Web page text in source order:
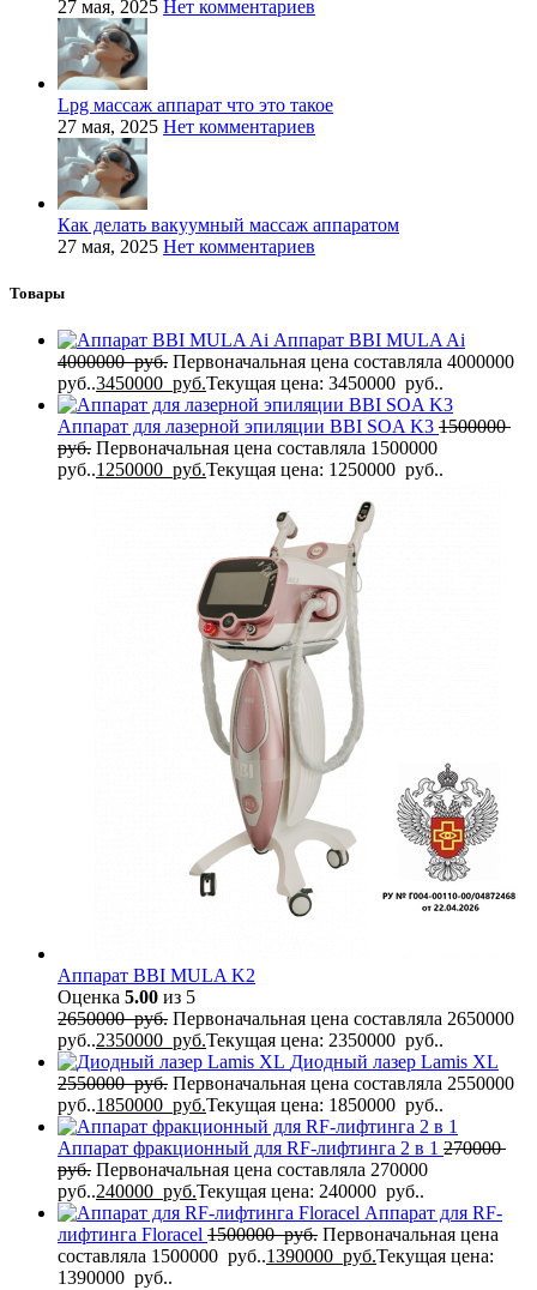
27 мая, 2025 Нет комментариев
Lpg массаж аппарат что это такое
27 мая, 2025 Нет комментариев
Как делать вакуумный массаж аппаратом
27 мая, 2025 Нет комментариев
Товары
Аппарат BBI MULA Ai
4000000руб. Первоначальная цена составляла 4000000
руб..3450000 руб.Текущая цена: 3450000 руб..
Аппарат для лазерной эпиляции BBI SOA K3 1500000
руб. Первоначальная цена составляла 1500000
руб..1250000 руб.Текущая цена: 1250000 руб..
Аппарат BBI MULA K2
Оценка 5.00 из 5
2650000руб. Первоначальная цена составляла 2650000
руб..2350000 руб.Текущая цена: 2350000 руб..
Диодный лазер Lamis XL
2550000руб. Первоначальная цена составляла 2550000
руб..1850000 руб.Текущая цена: 1850000 руб..
Аппарат фракционный для RF-лифтинга 2 в 1 270000
руб. Первоначальная цена составляла 270000
руб..240000 руб.Текущая цена: 240000 руб..
Аппарат для RF-
лифтинга Flоrасеl 1500000руб. Первоначальная цена
составляла 1500000 руб..1390000 руб.Текущая цена:
1390000 руб..